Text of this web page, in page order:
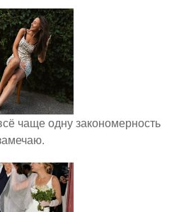
чаще одну закономерность